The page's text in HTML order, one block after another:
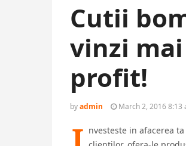
Cutii
vinzi
profit!
byadmin March 2, 2016 8:13
nvesteste in afacerea